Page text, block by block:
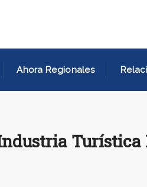
Ahora Regionales
Turística